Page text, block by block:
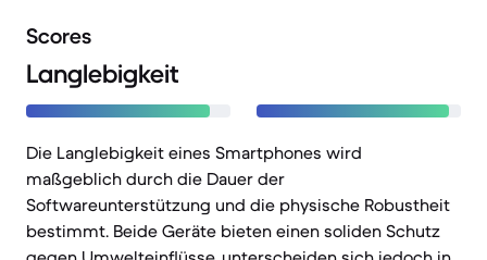
Scores
Langlebigkeit
Die Langlebigkeit eines Smartphones wird
maßgeblich durch die Dauer der
Softwareunterstützung und die physische Robustheit
bestimmt. Beide Geräte bieten einen soliden Schutz